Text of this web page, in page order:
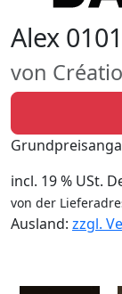
Alex
von
incl. 19 % USt.
von der
Ausland: zzgl.